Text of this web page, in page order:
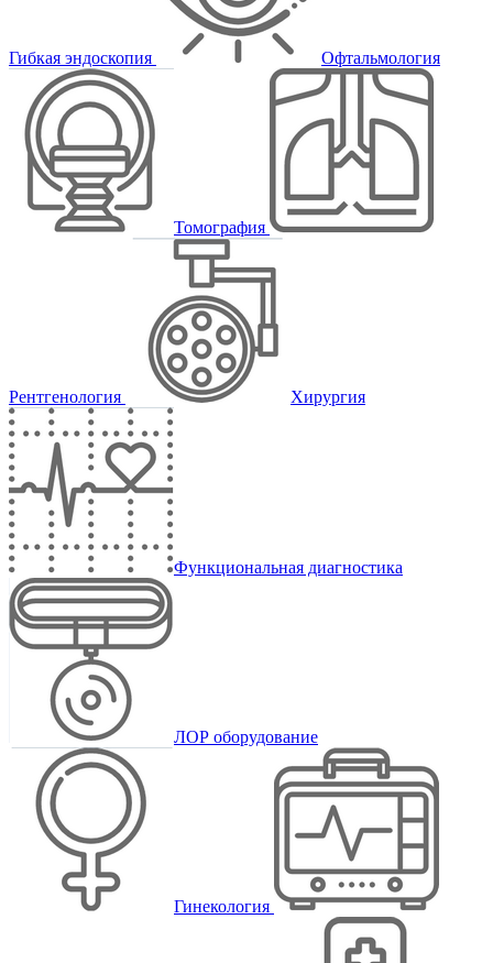
Гибкая эндоскопия Офтальмология
Томография
Рентгенология Хирургия
Функциональная диагностика
ЛОР оборудование
Гинекология